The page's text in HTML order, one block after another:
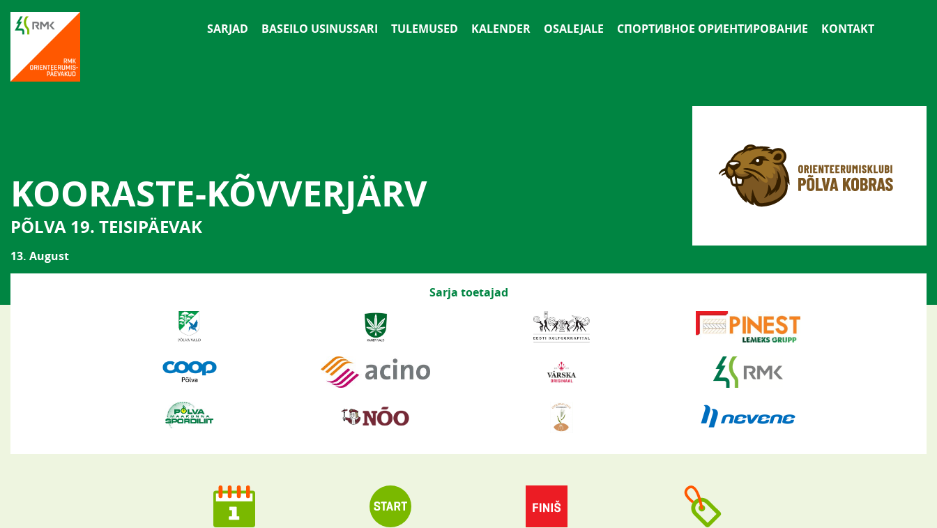
SARJAD BASEILO USINUSSARI TULEMUSED KALENDER OSALEJALE СПОРТИВНОЕ ОРИЕНТИРОВАНИЕ KONTAKT
KOORASTE-KÕVVERJÄRV
PÕLVA 19. TEISIPÄEVAK
13. August
Sarja toetajad